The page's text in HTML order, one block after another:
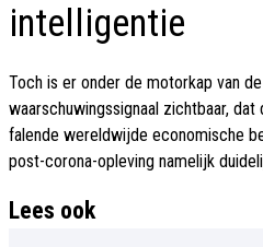
intelligentie
Toch is er onder de motorkap van
waarschuwingssignaal zichtbaar,
falende wereldwijde economische
post-corona-opleving namelijk
Lees ook